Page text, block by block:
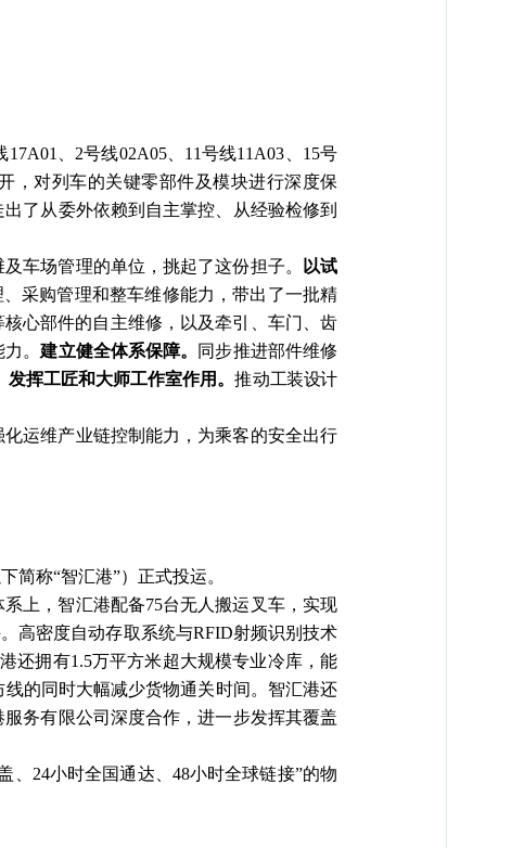
17A01、2号线02A05、11号线11A03、15号
，对列车的关键零部件及模块进行深度保
了从委外依赖到自主掌控、从经验检修到
车场管理的单位，挑起了这份担子。
以试
采购管理和整车维修能力，带出了一批精
心部件的自主维修，以及牵引、车门、齿
力。建立健全体系保障。 同步推进部件维修
发挥工匠和大师工作室作用。推动工装设计
运维产业链控制能力，为乘客的安全出行
简称“智汇港”）正式投运。
上，智汇港配备75台无人搬运叉车，实现
高密度自动存取系统与RFID射频识别技术
还拥有1.5万平方米超大规模专业冷库，能
的同时大幅减少货物通关时间。智汇港还
务有限公司深度合作，进一步发挥其覆盖
、24小时全国通达、48小时全球链接”的物